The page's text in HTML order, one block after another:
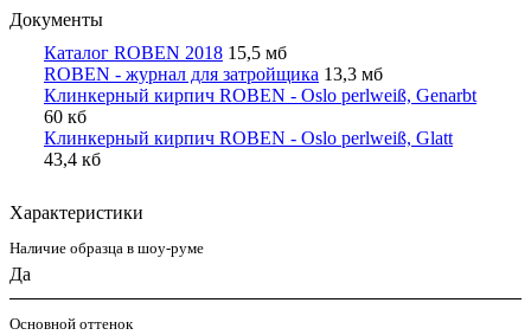
Документы
Каталог ROBEN 2018 15,5 мб
ROBEN - журнал для затройщика 13,3 мб
Клинкерный кирпич ROBEN - Oslo perlweiß, Genarbt
60 кб
Клинкерный кирпич ROBEN - Oslo perlweiß, Glatt
43,4 кб
Характеристики
Наличие образца в шоу-руме
Да
Основной оттенок